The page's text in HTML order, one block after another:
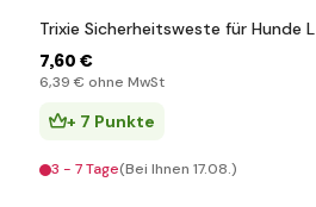
Trixie Sicherheitsweste für Hunde L
7,60 €
6,39 € ohne MwSt
+ 7 Punkte
3 - 7 Tage(Bei Ihnen 17.08.)